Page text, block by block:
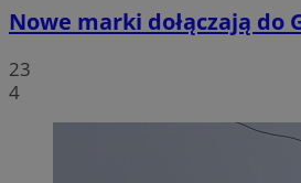
Nowe marki dołączają do
23
4